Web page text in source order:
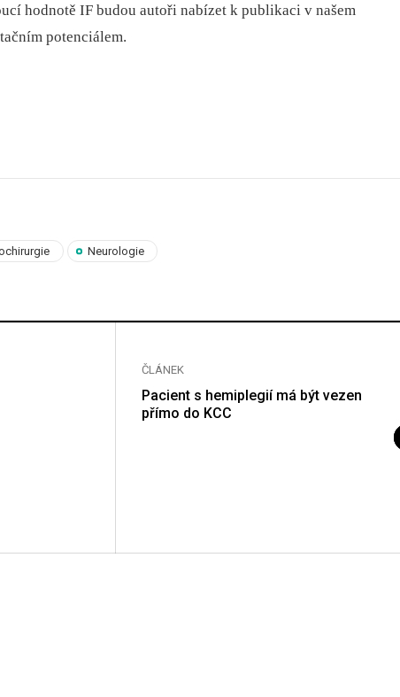
hodnotě IF budou autoři nabízet k publikaci v našem
potenciálem.
Neurologie
ČLÁNEK
Pacient s hemiplegií má být vezen
přímo do KCC